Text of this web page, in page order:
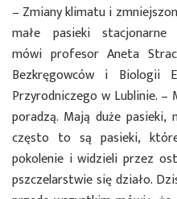
– Zmiany klimatu i
małe pasieki
mówi profesor Aneta
Bezkręgowców i Biologii
Przyrodniczego w Lublinie. –
poradzą. Mają duże pasieki,
często to są pasieki,
pokolenie i widzieli przez
pszczelarstwie się działo.